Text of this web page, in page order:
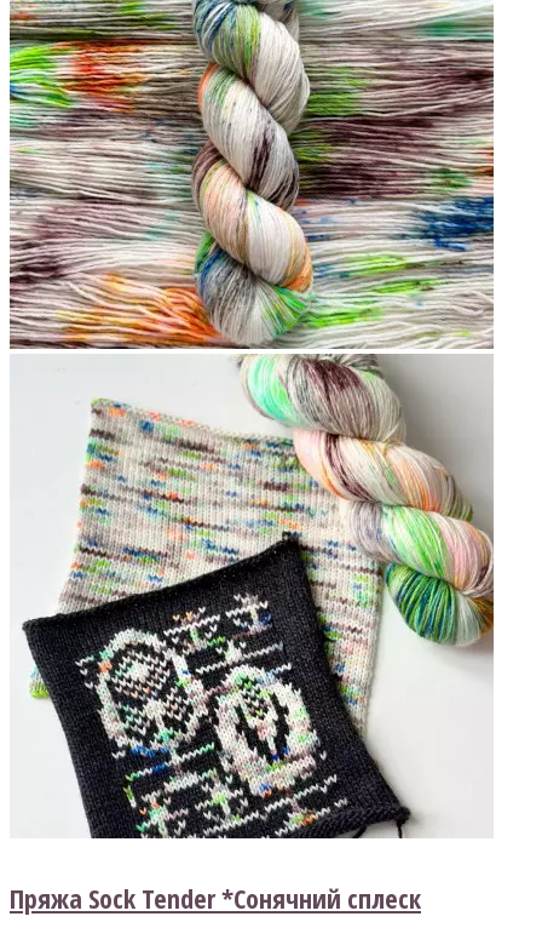
Пряжа Sock Tender *Сонячний сплеск